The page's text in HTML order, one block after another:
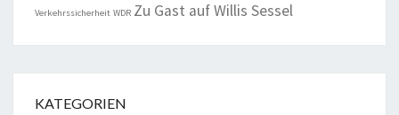
Verkehrssicherheit WDR Zu Gast auf Willis Sessel
KATEGORIEN